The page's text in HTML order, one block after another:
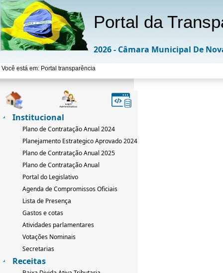
Portal da
2026 - Câmara Municipal De
Você está em: Portal transparência
Institucional
Plano de Contratação Anual 2024
Planejamento Estrategico Aprovado 2024-2033
Plano de Contratação Anual 2025
Plano de Contratação Anual
Portal do Legislativo
Agenda de Compromissos Oficiais
Lista de Presença
Gastos e cotas
Atividades parlamentares
Votações Nominais
Secretarias
Receitas